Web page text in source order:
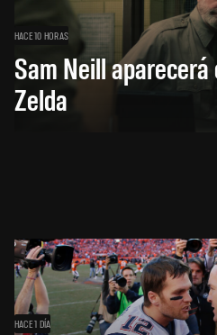
HACE 10 HORAS
Sam Neill
Zelda
HACE 1 DÍA